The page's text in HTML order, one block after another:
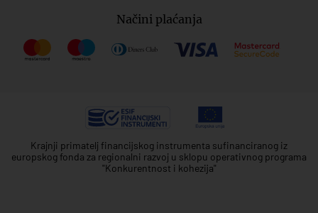
Načini plaćanja
Krajnji primatelj financijskog instrumenta sufinanciranog iz
europskog fonda za regionalni razvoj u sklopu operativnog programa
"Konkurentnost i kohezija"